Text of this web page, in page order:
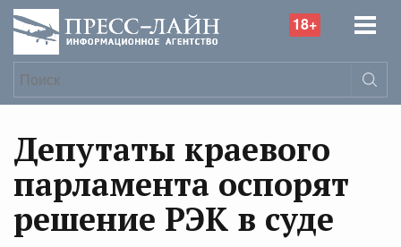
18+
Депутаты краевого
парламента оспорят
решение РЭК в суде